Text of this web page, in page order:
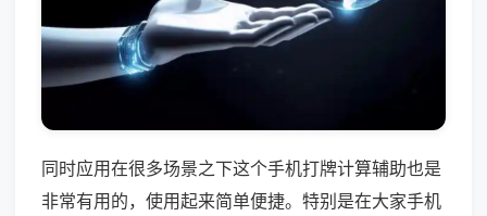
同时应用在很多场景之下这个手机打牌计算辅助也是
非常有用的，使用起来简单便捷。特别是在大家手机